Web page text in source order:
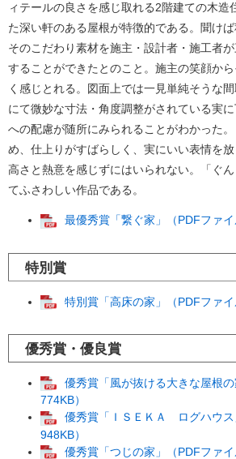
ィテールの良さを感じ取れる2階建ての木造
た深い軒のある屋根が特徴的である。聞けば
そのこだわり素材を施主・設計者・施工者
することができたとのこと。施主の笑顔か
く感じとれる。図面上では一見単純そうな
にて微妙な寸法・角度調整がされている実
への配慮が随所にみられることがわかった
め、仕上りがすばらしく、実にいい表情を
高さと熱意を感じずにはいられない。「ぐ
てふさわしい作品である。
最優秀賞「繋ぐ家」（PDFファイ
特別賞
特別賞「高床の家」（PDFファイ
優秀賞・優良賞
優秀賞「風が抜ける大きな屋根
774KB）
優秀賞「ＩＳＥＫＡ ログハウス
948KB）
優秀賞「つじの家」（PDFファイ